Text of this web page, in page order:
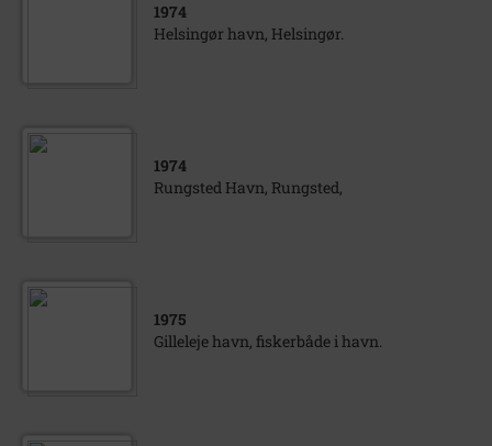
1974
Helsingør havn, Helsingør.
1974
Rungsted Havn, Rungsted,
1975
Gilleleje havn, fiskerbåde i havn.